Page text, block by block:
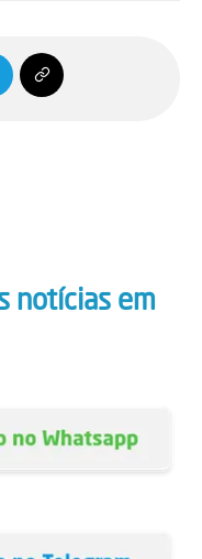
notícias em